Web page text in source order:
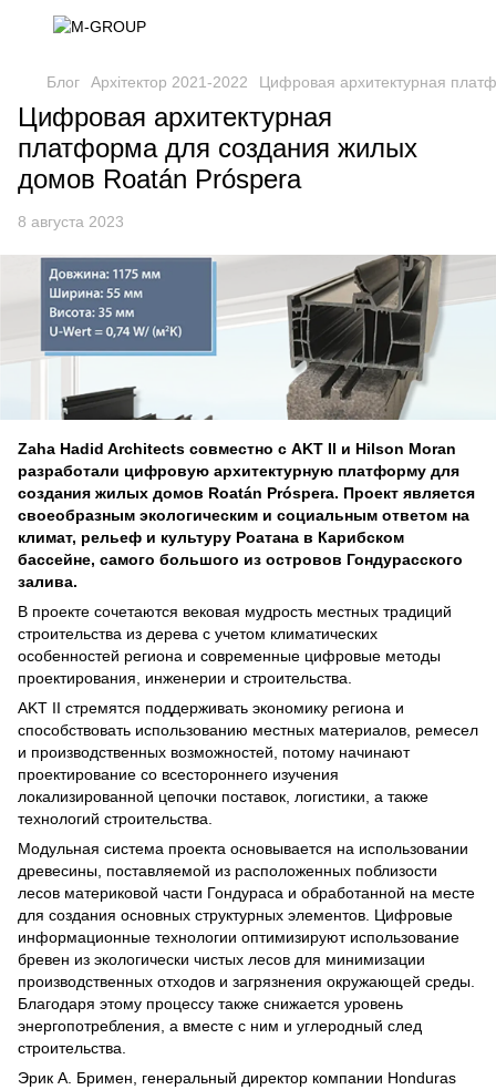
Блог Архітектор 2021-2022 Цифровая архитектурная
Цифровая архитектурная
платформа для создания жилых
домов Roatán Próspera
8 августа 2023
Zaha Hadid Architects совместно с AKT II и Hilson Moran
разработали цифровую архитектурную платформу для
создания жилых домов Roatán Próspera. Проект является
своеобразным экологическим и социальным ответом на
климат, рельеф и культуру Роатана в Карибском
бассейне, самого большого из островов Гондурасского
залива.
В проекте сочетаются вековая мудрость местных традиций
строительства из дерева с учетом климатических
особенностей региона и современные цифровые методы
проектирования, инженерии и строительства.
AKT II стремятся поддерживать экономику региона и
способствовать использованию местных материалов, ремесел
и производственных возможностей, потому начинают
проектирование со всестороннего изучения
локализированной цепочки поставок, логистики, а также
технологий строительства.
Модульная система проекта основывается на использовании
древесины, поставляемой из расположенных поблизости
лесов материковой части Гондураса и обработанной на месте
для создания основных структурных элементов. Цифровые
информационные технологии оптимизируют использование
бревен из экологически чистых лесов для минимизации
производственных отходов и загрязнения окружающей среды.
Благодаря этому процессу также снижается уровень
энергопотребления, а вместе с ним и углеродный след
строительства.
Эрик А. Бримен, генеральный директор компании Honduras